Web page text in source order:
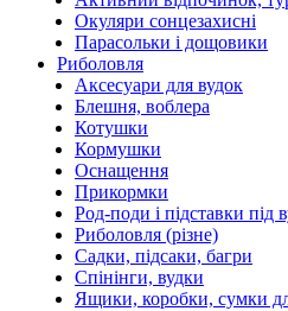
Окуляри сонцезахисні
Парасольки і дощовики
Риболовля
Аксесуари для вудок
Блешня, воблера
Котушки
Кормушки
Оснащення
Прикормки
Род-поди і підставки під
Риболовля (різне)
Садки, підсаки, багри
Спінінги, вудки
Ящики, коробки, сумки